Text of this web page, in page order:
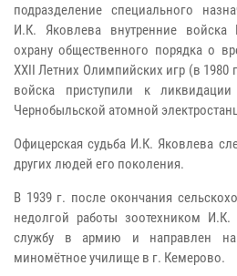
подразделение специального
И.К. Яковлева внутренние
охрану общественного порядка о
XXII Летних Олимпийских игр (в
войска приступили к
Чернобыльской атомной
Офицерская судьба И.К. Яковлева
других людей его поколения.
В 1939 г. после окончания
недолгой работы зоотехником
службу в армию и направлен на
миномётное училище в г. Кемерово.